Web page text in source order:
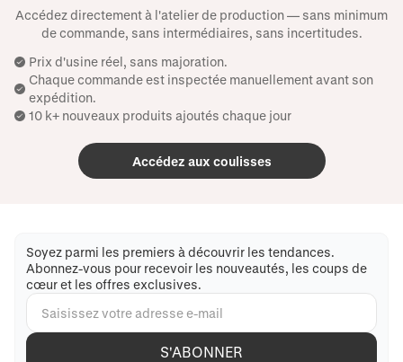
Accédez directement à l'atelier de production — sans minimum
de commande, sans intermédiaires, sans incertitudes.
Prix ​​d'usine réel, sans majoration.
Chaque commande est inspectée manuellement avant son
expédition.
10 k+ nouveaux produits ajoutés chaque jour
Accédez aux coulisses
Soyez parmi les premiers à découvrir les tendances.
Abonnez-vous pour recevoir les nouveautés, les coups de
cœur et les offres exclusives.
S'ABONNER